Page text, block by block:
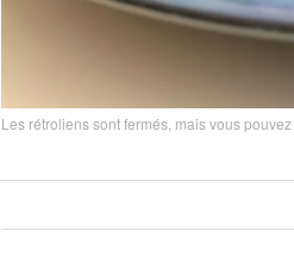
Les rétroliens sont fermés, mais vous pouvez